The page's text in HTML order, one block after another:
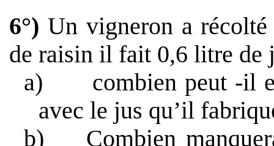
6°) Un vigneron a
de raisin il fait 0,6 litre de
a)
combien peut -il
avec le jus qu’il
b)
Combien